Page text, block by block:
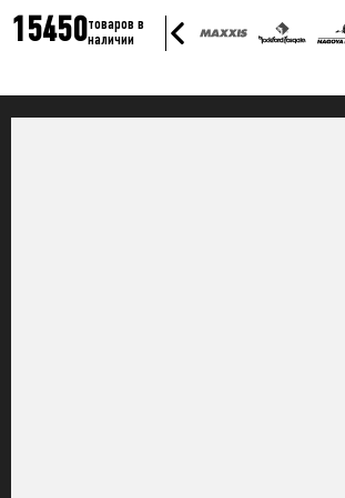
15450товаров в
наличии